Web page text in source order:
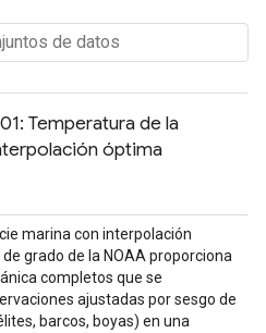
Temperatura de la
óptima
marina con interpolación
grado de la NOAA proporciona
completos que se
ajustadas por sesgo de
barcos, boyas) en una